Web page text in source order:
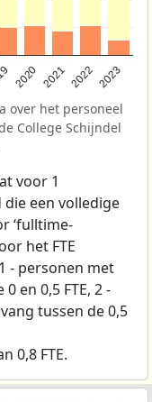
2020 2021 2022 2023
over het personeel
College Schijndel
voor 1
een volledige
‘fulltime-
het FTE
- personen met
en 0,5 FTE, 2 -
tussen de 0,5
0,8 FTE.